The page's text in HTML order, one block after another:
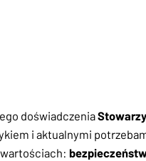
doświadczenia
i aktualnymi
wartościach: